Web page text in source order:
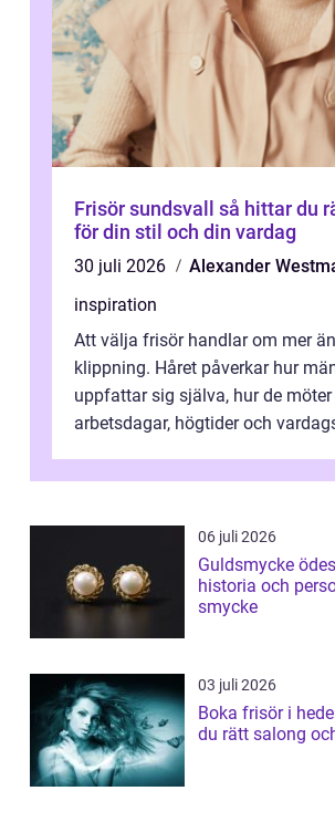
Frisör sundsvall så hittar du rätt salong
för din stil och din vardag
30 juli 2026
Alexander
inspiration
Att välja frisör handlar om mer
klippning. Håret påverkar hur
uppfattar sig själva, hur de möter
arbetsdagar, högtider och
06 juli 2026
Guldsmycke ödeshög
historia och
smycke
03 juli 2026
Boka frisör i hedemora
du rätt salong